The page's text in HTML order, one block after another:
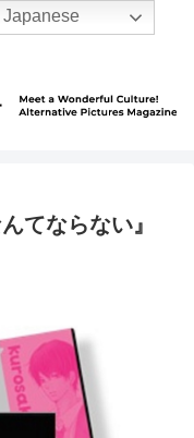
てならない』
Japanese